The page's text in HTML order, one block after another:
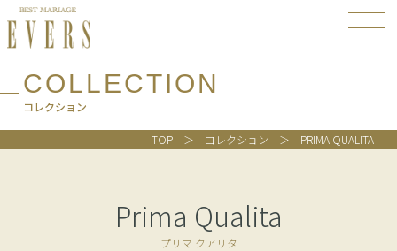
COLLECTION
コレクション
TOP コレクション PRIMA QUALITA
Prima Qualita
プリマ クアリタ